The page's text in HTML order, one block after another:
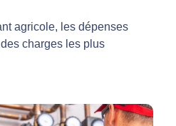
agricole, les dépenses
charges les plus